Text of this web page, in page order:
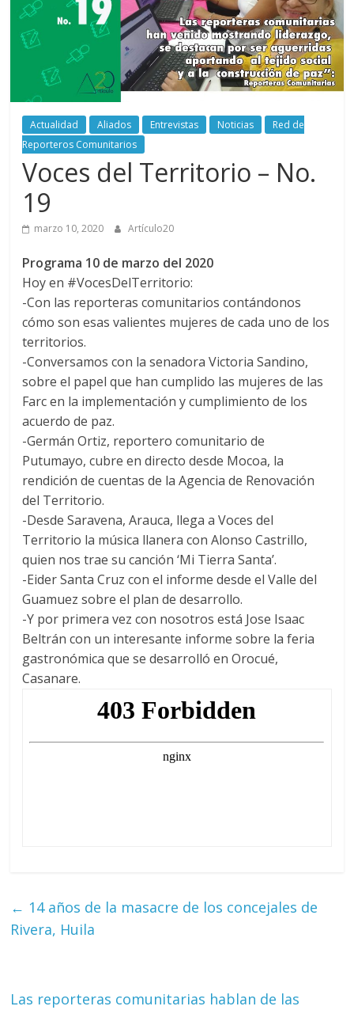
periodismo
digital
del
Politécnico
Grancolombiano
Actualidad Aliados Entrevistas Noticias
Red de
Reporteros Comunitarios
Voces del Territorio – No.
19
marzo 10, 2020 Artículo20
Programa 10 de marzo del 2020
Hoy en #VocesDelTerritorio:
-Con las reporteras comunitarios contándonos
cómo son esas valientes mujeres de cada uno de los
territorios.
-Conversamos con la senadora Victoria Sandino,
sobre el papel que han cumplido las mujeres de las
Farc en la implementación y cumplimiento de los
acuerdo de paz.
-Germán Ortiz, reportero comunitario de
Putumayo, cubre en directo desde Mocoa, la
rendición de cuentas de la Agencia de Renovación
del Territorio.
-Desde Saravena, Arauca, llega a Voces del
Territorio la música llanera con Alonso Castrillo,
quien nos trae su canción ‘Mi Tierra Santa’.
-Eider Santa Cruz con el informe desde el Valle del
Guamuez sobre el plan de desarrollo.
-Y por primera vez con nosotros está Jose Isaac
Beltrán con un interesante informe sobre la feria
gastronómica que se desarrolló en Orocué,
Casanare.
← 14 años de la masacre de los concejales de
Rivera, Huila
Las reporteras comunitarias hablan de las